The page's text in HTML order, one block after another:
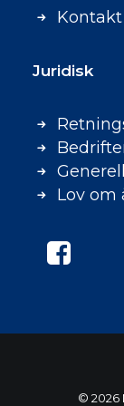
Kontakt
Juridisk
Lov om
© 2026